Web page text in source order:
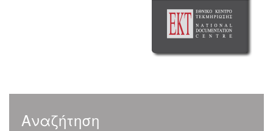
Αναζήτηση